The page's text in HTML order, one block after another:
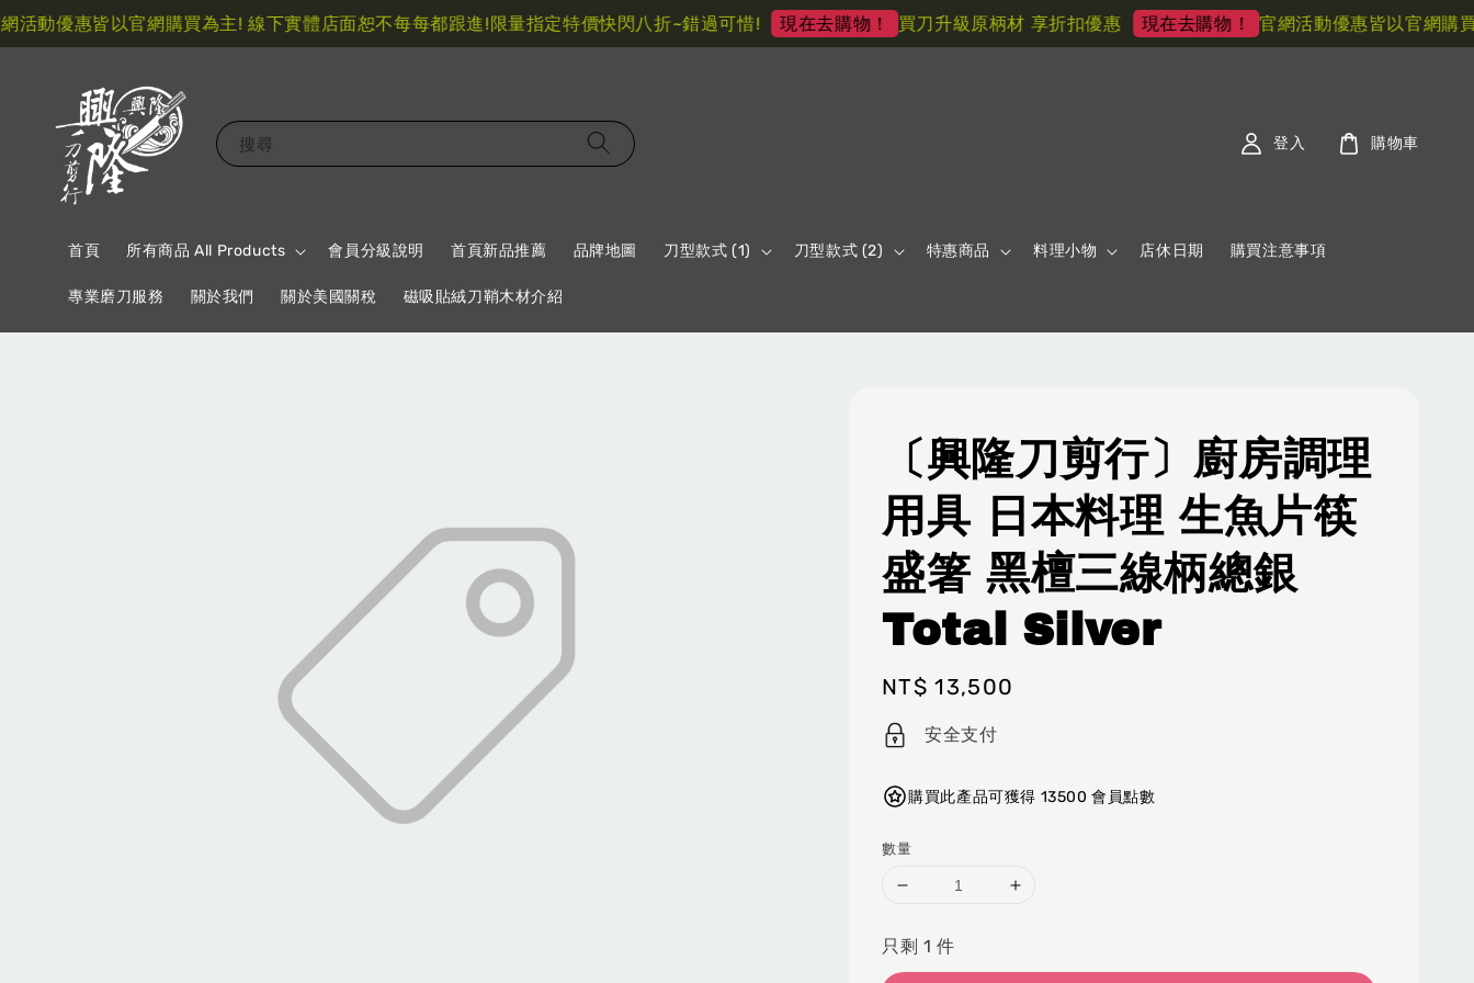
動優惠皆以官網購買為主! 線下實體店面恕不每每都跟進!限量指定特價快閃八折~錯過可惜! 現在去購物！ 買刀升級原柄材 享折扣優惠 現在去購物！ 官網活動優惠皆以官網購買
搜尋
首頁 所有商品 All Products 會員分級說明 首頁新品推薦 品牌地圖 刀型款式 (1) 刀型款式 (2) 特惠商品 料理小物 店休日期 購買注意事項
專業磨刀服務 關於我們 關於美國關稅 磁吸貼絨刀鞘木材介紹
登入 購物車
〔興隆刀剪行〕廚房調理
用具 日本料理 生魚片筷
盛箸 黑檀三線柄總銀
Total Silver
Regular
price
NT$ 13,500
安全支付
購買此產品可獲得 13500 會員點數
數量
只剩 1 件